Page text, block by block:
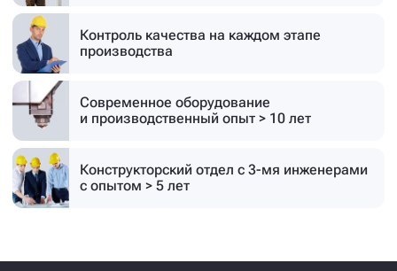
Контроль качества на каждом этапе
производства
Современное оборудование
и производственный опыт > 10 лет
Конструкторский отдел с 3-мя инженерами
с опытом > 5 лет